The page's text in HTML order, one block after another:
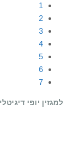
1
2
3
4
5
6
7
למגזין יופי דיגיטלי